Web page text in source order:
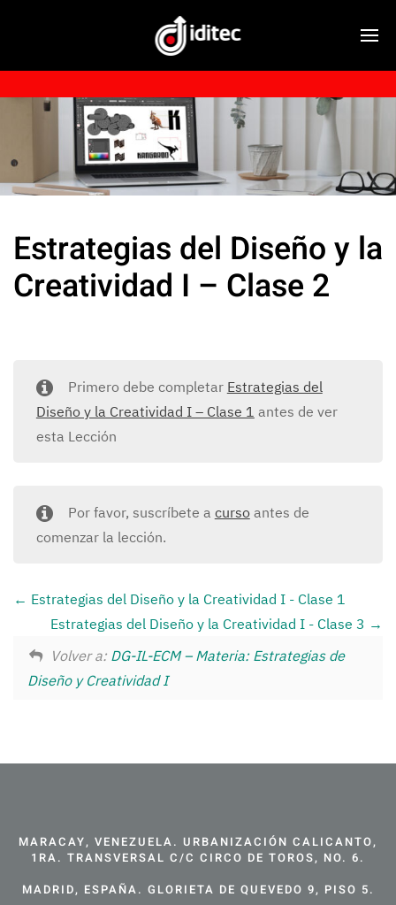
Estrategias del Diseño y la
Creatividad I – Clase 2
Primero debe completar Estrategias del
Diseño y la Creatividad I – Clase 1 antes de ver
esta Lección
Por favor, suscríbete a cursoantes de
comenzar la lección.
Estrategias del Diseño y la Creatividad I - Clase 1
Estrategias del Diseño y la Creatividad I - Clase 3
Volver a: DG-IL-ECM – Materia: Estrategias de
Diseño y Creatividad I
MARACAY, VENEZUELA. URBANIZACIÓN CALICANTO,
1RA. TRANSVERSAL C/C CIRCO DE TOROS, NO. 6.
MADRID, ESPAÑA. GLORIETA DE QUEVEDO 9, PISO 5.